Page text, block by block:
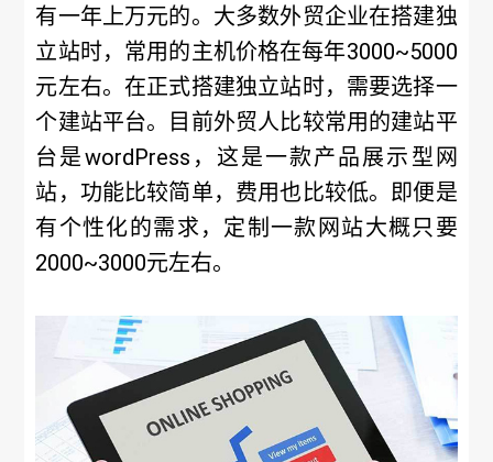
有一年上万元的。大多数外贸企业在搭建独
立站时，常用的主机价格在每年3000~5000
元左右。在正式搭建独立站时，需要选择一
个建站平台。目前外贸人比较常用的建站平
台是wordPress，这是一款产品展示型网
站，功能比较简单，费用也比较低。即便是
有个性化的需求，定制一款网站大概只要
2000~3000元左右。